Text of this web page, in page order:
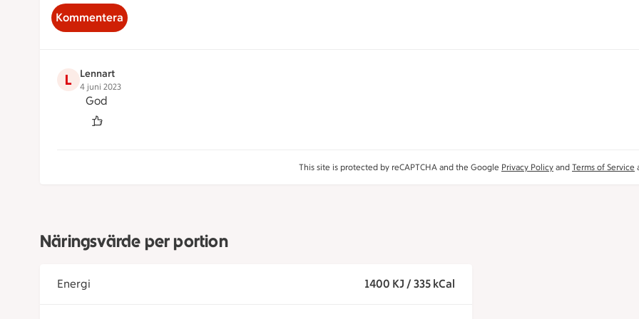
Kommentera
L Lennart
4 juni 2023
God
This site is protected by reCAPTCHA and the Google Privacy Policy and Terms of Service
Näringsvärde per portion
Energi 1400 KJ / 335 kCal